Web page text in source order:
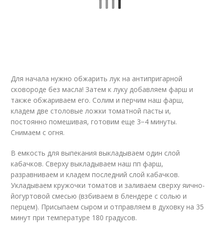
Для начала нужно обжарить лук на антипригарной
сковороде без масла! Затем к луку добавляем фарш и
также обжариваем его. Солим и перчим наш фарш,
кладем две столовые ложки томатной пасты и,
постоянно помешивая, готовим еще 3−4 минуты.
Снимаем с огня.
В емкость для выпекания выкладываем один слой
кабачков. Сверху выкладываем наш пп фарш,
разравниваем и кладем последний слой кабачков.
Укладываем кружочки томатов и заливаем сверху яично-
йогуртовой смесью (взбиваем в блендере с солью и
перцем). Присыпаем сыром и отправляем в духовку на 35
минут при температуре 180 градусов.